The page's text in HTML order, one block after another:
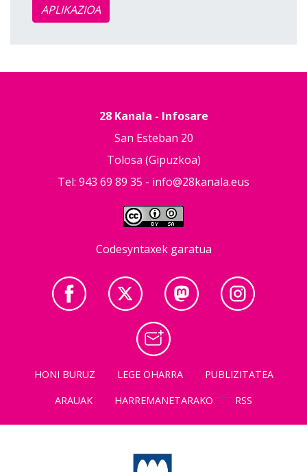
APLIKAZIOA
28 Kanala - Infosare
San Esteban 20
Tolosa (Gipuzkoa)
Tel: 943 69 89 35 - info@28kanala.eus
Codesyntaxek garatua
HONI BURUZ LEGE OHARRA
PUBLIZITATEA
ARAUAK
HARREMANETARAKO RSS